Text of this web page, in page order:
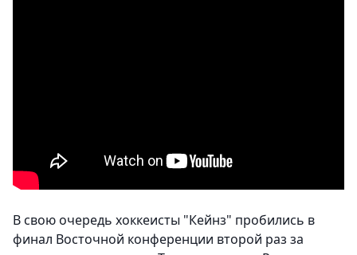
В свою очередь хоккеисты "Кейнз" пробились в
финал Восточной конференции второй раз за